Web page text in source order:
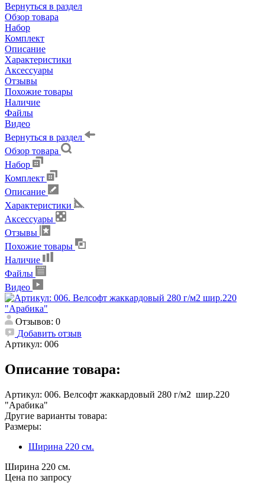
Вернуться в раздел
Обзор товара
Набор
Комплект
Описание
Характеристики
Аксессуары
Отзывы
Похожие товары
Наличие
Файлы
Видео
Вернуться в раздел
Обзор товара
Набор
Комплект
Описание
Характеристики
Аксессуары
Отзывы
Похожие товары
Наличие
Файлы
Видео
Отзывов: 0
Добавить отзыв
Артикул: 006
Описание товара:
Артикул: 006. Велсофт жаккардовый 280 г/м2 шир.220
"Арабика"
Другие варианты товара:
Размеры:
Ширина 220 см.
Ширина 220 см.
Цена по запросу